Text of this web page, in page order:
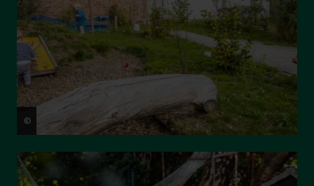
© Frederik Beyens